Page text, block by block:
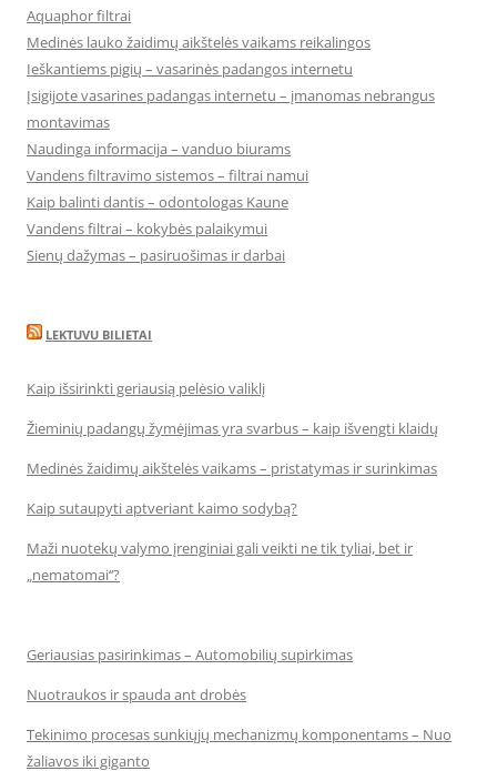
Aquaphor filtrai
Medinės lauko žaidimų aikštelės vaikams reikalingos
Ieškantiems pigių – vasarinės padangos internetu
Įsigijote vasarines padangas internetu – įmanomas nebrangus
montavimas
Naudinga informacija – vanduo biurams
Vandens filtravimo sistemos – filtrai namui
Kaip balinti dantis – odontologas Kaune
Vandens filtrai – kokybės palaikymui
Sienų dažymas – pasiruošimas ir darbai
LEKTUVU BILIETAI
Kaip išsirinkti geriausią pelėsio valiklį
Žieminių padangų žymėjimas yra svarbus – kaip išvengti klaidų
Medinės žaidimų aikštelės vaikams – pristatymas ir surinkimas
Kaip sutaupyti aptveriant kaimo sodybą?
Maži nuotekų valymo įrenginiai gali veikti ne tik tyliai, bet ir
„nematomai‘‘?
Geriausias pasirinkimas – Automobilių supirkimas
Nuotraukos ir spauda ant drobės
Tekinimo procesas sunkiųjų mechanizmų komponentams – Nuo
žaliavos iki giganto